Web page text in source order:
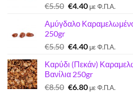
€5.00.
€5.50 Original
was:
€4.40Η
τιμή
€4.40.
με Φ.Π.Α.
Αμύγδαλο
250gr
€5.50 Original
was:
€5.50.
€4.40Η
τιμή
είναι:
€4.40.
με Φ.Π.Α.
Καρύδι (Πεκάν)
Βανίλια 250gr
€8.50 Original
€6.80Ημε Φ.Π.Α.